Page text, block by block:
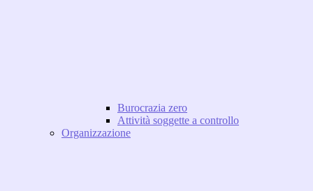
Burocrazia zero
Attività soggette a controllo
Organizzazione